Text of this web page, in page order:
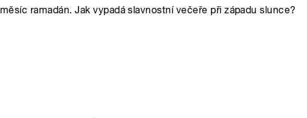
ramadán. Jak vypadá slavnostní večeře při západu slunce?